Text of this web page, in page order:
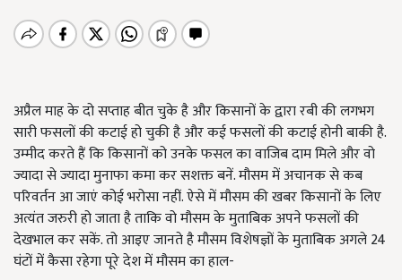
अप्रैल माह के दो सप्ताह बीत चुके है और किसानों के द्वारा रबी की लगभग
सारी फसलों की कटाई हो चुकी है और कई फसलों की कटाई होनी बाकी है.
उम्मीद करते हैं कि किसानों को उनके फसल का वाजिब दाम मिले और वो
ज्यादा से ज्यादा मुनाफा कमा कर सशक्त बनें. मौसम में अचानक से कब
परिवर्तन आ जाएं कोई भरोसा नहीं. ऐसे में मौसम की खबर किसानों के लिए
अत्यंत जरुरी हो जाता है ताकि वो मौसम के मुताबिक अपने फसलों की
देखभाल कर सकें. तो आइए जानते है मौसम विशेषज्ञों के मुताबिक अगले 24
घंटों में कैसा रहेगा पूरे देश में मौसम का हाल-